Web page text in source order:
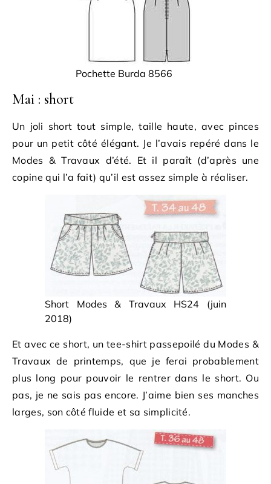
Pochette Burda 8566
Mai : short
Un joli short tout simple, taille haute, avec pinces
pour un petit côté élégant. Je l’avais repéré dans le
Modes & Travaux d’été. Et il paraît (d’après une
copine qui l’a fait) qu’il est assez simple à réaliser.
Short Modes & Travaux HS24 (juin
2018)
Et avec ce short, un tee-shirt passepoilé du Modes &
Travaux de printemps, que je ferai probablement
plus long pour pouvoir le rentrer dans le short. Ou
pas, je ne sais pas encore. J’aime bien ses manches
larges, son côté fluide et sa simplicité.